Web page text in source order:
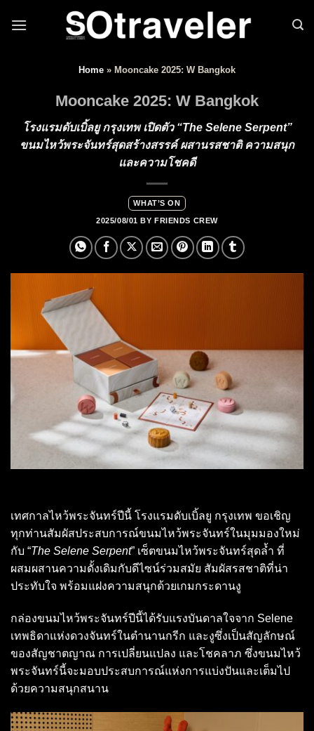
Home » Mooncake 2025: W Bangkok
Mooncake 2025: W Bangkok
โรงแรมดับเบิ้ลยู กรุงเทพ เปิดตัว “The Selene Serpent”
ขนมไหว้พระจันทร์สุดสร้างสรรค์ ผสานรสชาติ ความสนุก
และความโชคดี
WHAT’S ON
2025/08/01 BY FRIENDS CREW
เทศกาลไหว้พระจันทร์ปีนี้ โรงแรมดับเบิ้ลยู กรุงเทพ ขอเชิญ
ทุกท่านสัมผัสประสบการณ์ขนมไหว้พระจันทร์ในมุมมองใหม่
กับ “The Selene Serpent” เซ็ตขนมไหว้พระจันทร์สุดล้ำ ที่
ผสมผสานความดั้งเดิมกับดีไซน์ร่วมสมัย สัมผัสรสชาติที่น่า
ประทับใจ พร้อมแฝงความสนุกด้วยเกมกระดานงู
กล่องขนมไหว้พระจันทร์ปีนี้ได้รับแรงบันดาลใจจาก Selene
เทพธิดาแห่งดวงจันทร์ในตำนานกรีก และงูซึ่งเป็นสัญลักษณ์
ของสัญชาตญาณ การเปลี่ยนแปลง และโชคลาภ ซึ่งขนมไหว้
พระจันทร์นี้จะมอบประสบการณ์แห่งการแบ่งปันและเต็มไป
ด้วยความสนุกสนาน